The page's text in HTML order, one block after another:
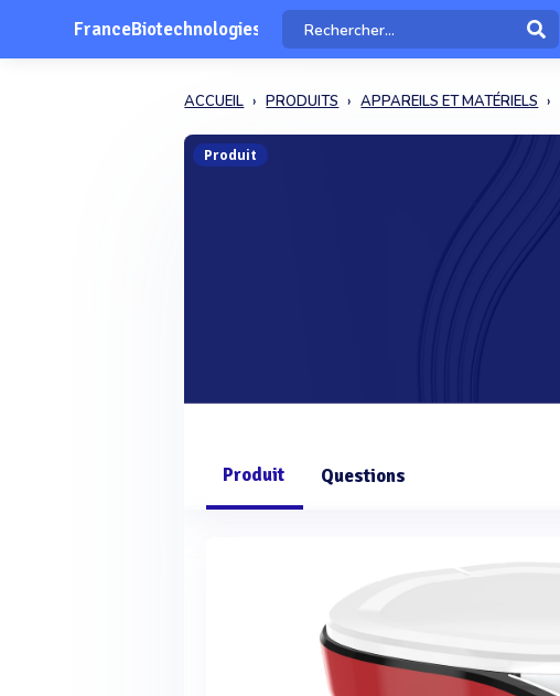
FranceBiotechnologies
ACCUEIL PRODUITS APPAREILS ET MATÉRIELS
Produit
Produit Questions